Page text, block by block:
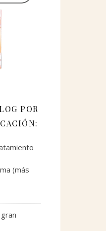
POR
(más